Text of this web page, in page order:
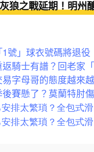
狼之戰延期！明
號」球衣號碼將退
返騎士有譜？回老
易字母哥的態度越
後賽懸了？莫蘭特